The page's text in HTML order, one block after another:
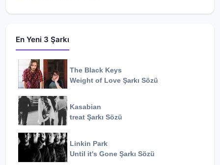
En Yeni 3 Şarkı
The Black Keys
Weight of Love Şarkı Sözü
Kasabian
treat Şarkı Sözü
Linkin Park
Until it's Gone Şarkı Sözü